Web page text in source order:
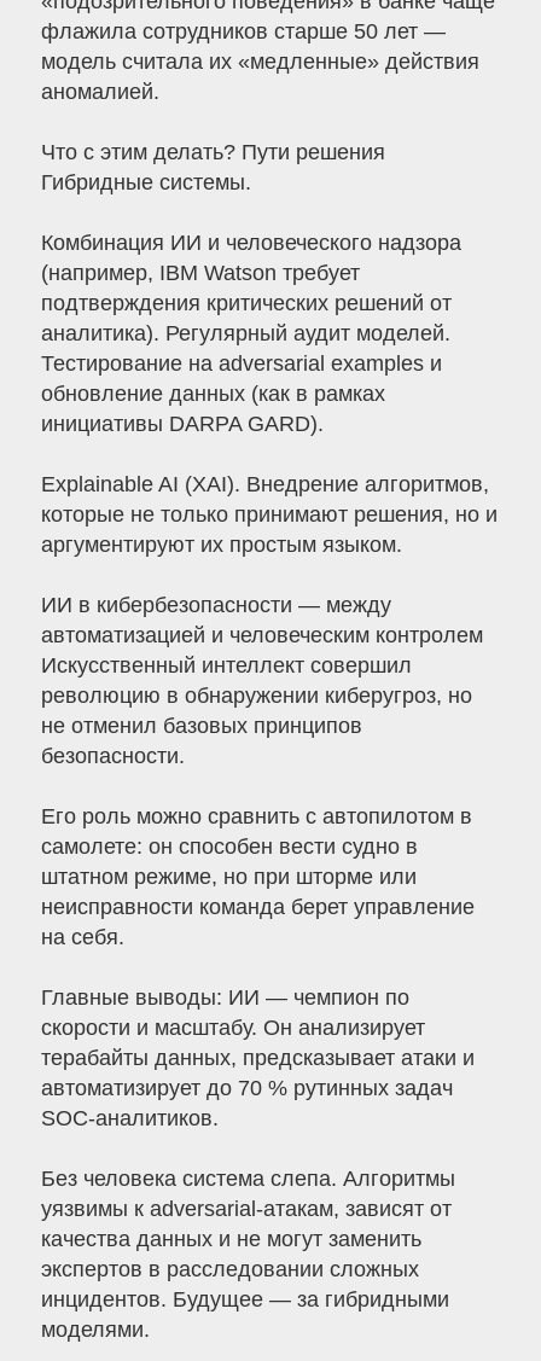
флажила сотрудников старше 50 лет —
модель считала их «медленные» действия
аномалией.
Что с этим делать? Пути решения
Гибридные системы.
Комбинация ИИ и человеческого надзора
(например, IBM Watson требует
подтверждения критических решений от
аналитика). Регулярный аудит моделей.
Тестирование на adversarial examples и
обновление данных (как в рамках
инициативы DARPA GARD).
Explainable AI (XAI). Внедрение алгоритмов,
которые не только принимают решения, но и
аргументируют их простым языком.
ИИ в кибербезопасности — между
автоматизацией и человеческим контролем
Искусственный интеллект совершил
революцию в обнаружении киберугроз, но
не отменил базовых принципов
безопасности.
Его роль можно сравнить с автопилотом в
самолете: он способен вести судно в
штатном режиме, но при шторме или
неисправности команда берет управление
на себя.
Главные выводы: ИИ — чемпион по
скорости и масштабу. Он анализирует
терабайты данных, предсказывает атаки и
автоматизирует до 70 % рутинных задач
SOC-аналитиков.
Без человека система слепа. Алгоритмы
уязвимы к adversarial-атакам, зависят от
качества данных и не могут заменить
экспертов в расследовании сложных
инцидентов. Будущее — за гибридными
моделями.